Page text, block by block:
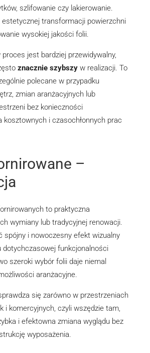
szlifowanie czy lakierowanie.
estetycznej transformacji powierzchni
wysokiej jakości folii.
proces jest bardziej przewidywalny,
znacznie szybszy w realizacji. To
polecane w przypadku
zmian aranżacyjnych lub
bez konieczności
kosztownych i czasochłonnych prac
–
to praktyczna
wymiany lub tradycyjnej renowacji.
spójny i nowoczesny efekt wizualny
dotychczasowej funkcjonalności
szeroki wybór folii daje niemal
aranżacyjne.
się zarówno w przestrzeniach
i komercyjnych, czyli wszędzie tam,
i efektowna zmiana wyglądu bez
wyposażenia.